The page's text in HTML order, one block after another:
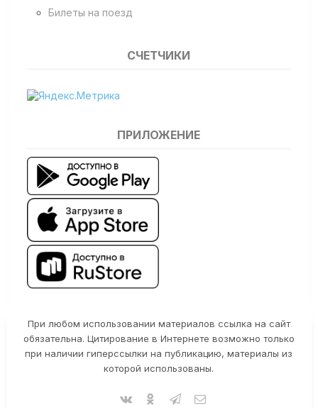
Билеты на поезд
СЧЕТЧИКИ
ПРИЛОЖЕНИЕ
При любом использовании материалов ссылка на сайт
обязательна. Цитирование в Интернете возможно только
при наличии гиперссылки на публикацию, материалы из
которой использованы.